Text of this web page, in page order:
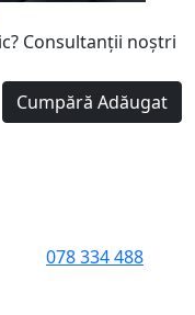
Consultanții noștri
Cumpără Adăugat
078 334 488